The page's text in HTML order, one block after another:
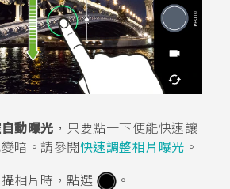
動曝光 ，只要點一下便能快速讓
暗。請參閱快速調整相片曝光 。
相片時，點選 。